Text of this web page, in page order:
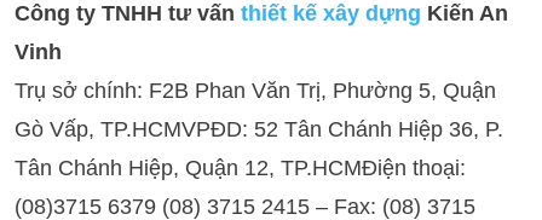
Công ty TNHH tư vấn thiết kế xây dựng Kiến An
Vinh
Trụ sở chính: F2B Phan Văn Trị, Phường 5, Quận
Gò Vấp, TP.HCMVPĐD: 52 Tân Chánh Hiệp 36, P.
Tân Chánh Hiệp, Quận 12, TP.HCMĐiện thoại:
(08)3715 6379 (08) 3715 2415 – Fax: (08) 3715